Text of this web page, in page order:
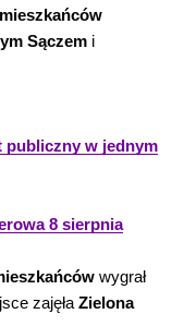
Sączem i
publiczny w jednym
8 sierpnia
wygrał
zajęła Zielona